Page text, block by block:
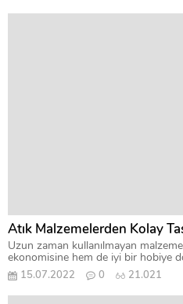
Atık Malzemelerden Kolay
Uzun zaman kullanılmayan
ekonomisine hem de iyi bir hobiye
15.07.2022 0 21.021